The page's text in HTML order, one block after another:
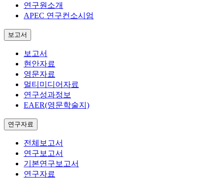
연구원소개
APEC 연구컨소시엄
보고서
보고서
현안자료
영문자료
멀티미디어자료
연구성과정보
EAER(영문학술지)
연구자료
전체보고서
연구보고서
기본연구보고서
연구자료